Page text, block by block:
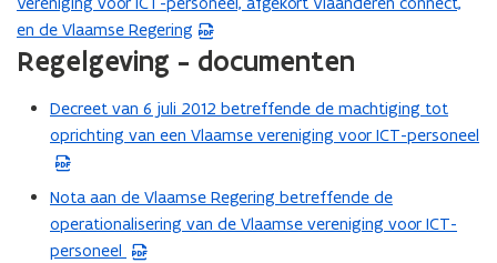
en de Vlaamse Regering
D
F
Regelgeving - documenten
Decreet van 6 juli 2012 betreffende de machtiging tot
oprichting van een Vlaamse vereniging voor ICT-personeel
(
P
D
F
b
e
Nota aan de Vlaamse Regering betreffende de
operationalisering van de Vlaamse vereniging voor ICT-
personeel
(
P
D